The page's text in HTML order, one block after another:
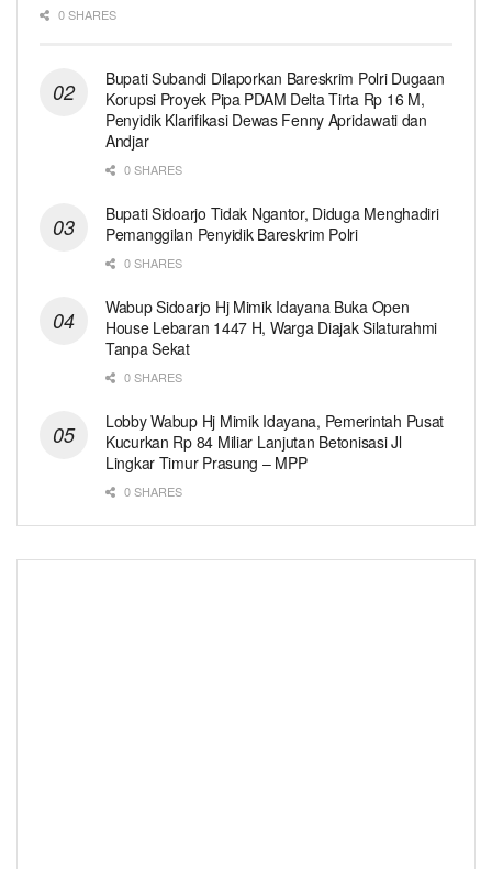
0 SHARES
Bupati Subandi Dilaporkan Bareskrim Polri Dugaan
Korupsi Proyek Pipa PDAM Delta Tirta Rp 16 M,
Penyidik Klarifikasi Dewas Fenny Apridawati dan
Andjar
0 SHARES
Bupati Sidoarjo Tidak Ngantor, Diduga Menghadiri
Pemanggilan Penyidik Bareskrim Polri
0 SHARES
Wabup Sidoarjo Hj Mimik Idayana Buka Open
House Lebaran 1447 H, Warga Diajak Silaturahmi
Tanpa Sekat
0 SHARES
Lobby Wabup Hj Mimik Idayana, Pemerintah Pusat
Kucurkan Rp 84 Miliar Lanjutan Betonisasi Jl
Lingkar Timur Prasung – MPP
0 SHARES